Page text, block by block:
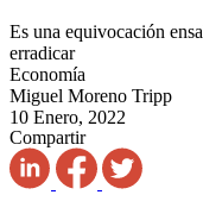
Es una equivocación
erradicar
Economía
Miguel Moreno Tripp
10 Enero, 2022
Compartir